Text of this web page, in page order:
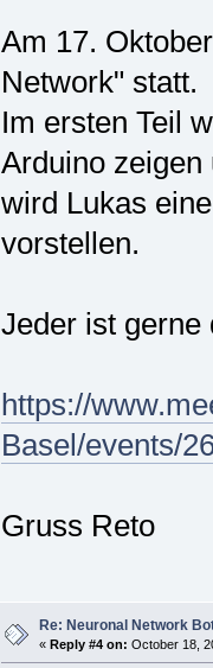
Am 17.
Network" statt.
Im ersten Teil
Arduino zeigen
wird Lukas
vorstellen.
Jeder ist gerne
https://
Basel/events/
Gruss Reto
Re: Neuronal Network
« Reply #4 on: October 18,